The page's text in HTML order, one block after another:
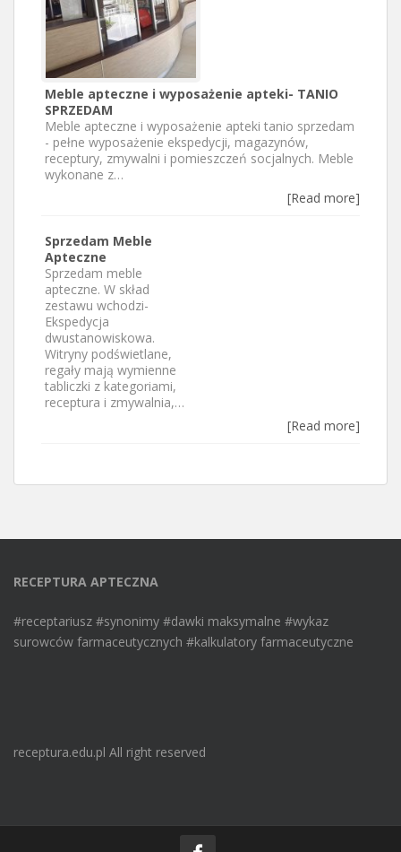
Meble apteczne i wyposażenie apteki- TANIO
SPRZEDAM
Meble apteczne i wyposażenie apteki tanio sprzedam
- pełne wyposażenie ekspedycji, magazynów,
receptury, zmywalni i pomieszczeń socjalnych. Meble
wykonane z…
[Read more]
Sprzedam Meble
Apteczne
Sprzedam meble
apteczne. W skład
zestawu wchodzi-
Ekspedycja
dwustanowiskowa.
Witryny podświetlane,
regały mają wymienne
tabliczki z kategoriami,
receptura i zmywalnia,…
[Read more]
RECEPTURA APTECZNA
#receptariusz #synonimy #dawki maksymalne #wykaz
surowców farmaceutycznych #kalkulatory farmaceutyczne
receptura.edu.pl All right reserved